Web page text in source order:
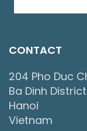
CONTACT
204 Pho Duc
Ba Dinh District
Hanoi
Vietnam